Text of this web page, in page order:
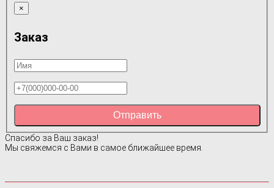
×
Заказ
Отправить
Спасибо за Ваш заказ!
Мы свяжемся с Вами в самое ближайшее время.